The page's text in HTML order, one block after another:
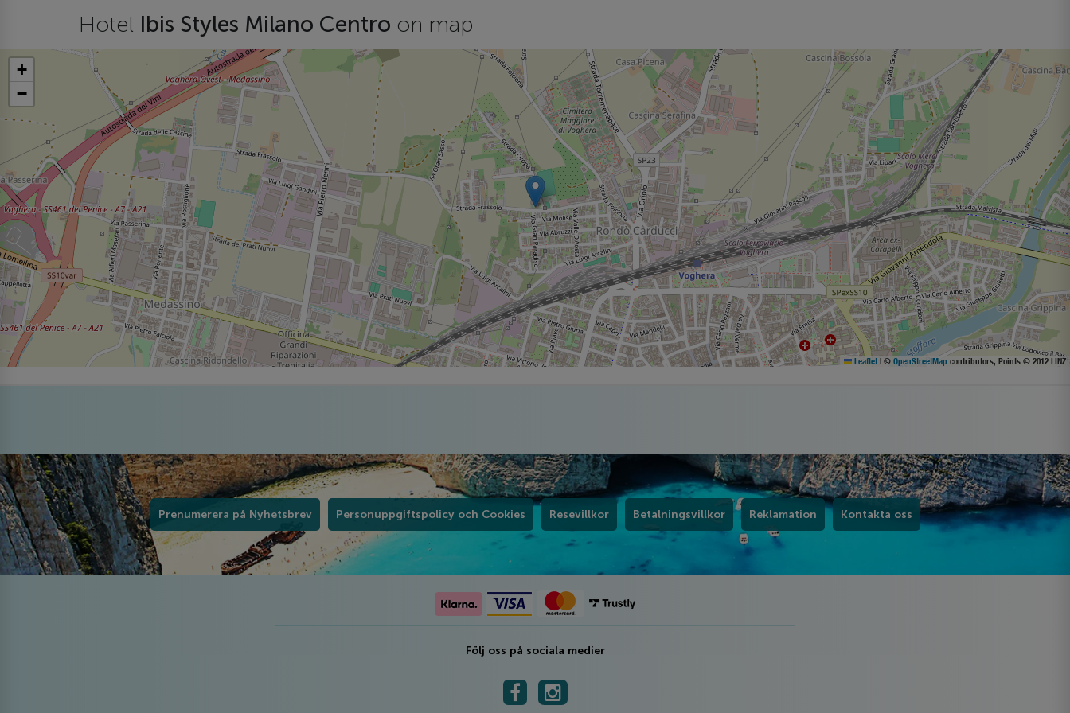
Hotel Ibis Styles Milano Centro on map
+
−
Leaflet | © OpenStreetMap contributors, Points © 2012 LINZ
Prenumerera på Nyhetsbrev Personuppgiftspolicy och Cookies Resevillkor Betalningsvillkor Reklamation Kontakta oss
Följ oss på sociala medier